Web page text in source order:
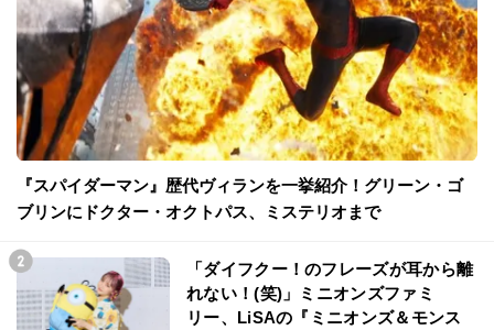
『スパイダーマン』歴代ヴィランを一挙紹介！グリーン・ゴ
ブリンにドクター・オクトパス、ミステリオまで
「ダイフクー！のフレーズが耳から離
れない！(笑)」ミニオンズファミ
リー、LiSAの『ミニオンズ＆モンス